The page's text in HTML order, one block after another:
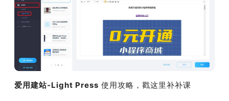
爱用建站-Light Press 使用攻略，戳这里补补课